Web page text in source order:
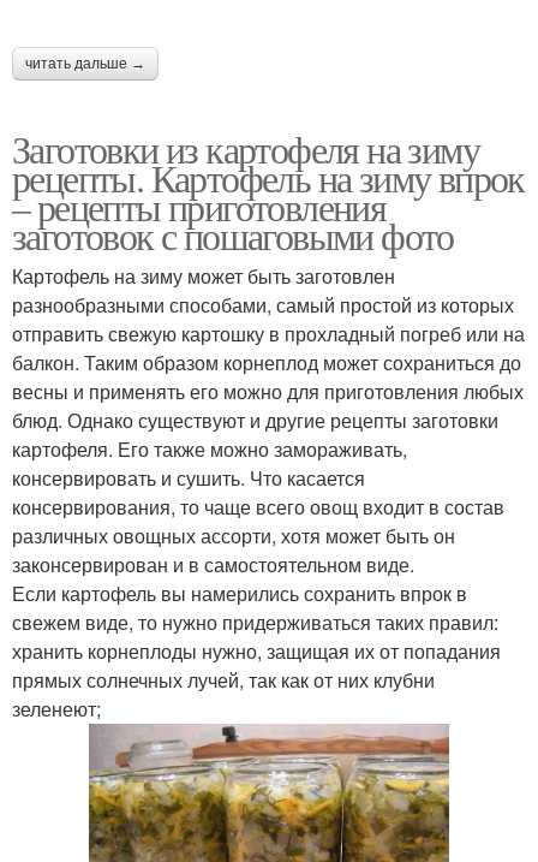
читать дальше →
Заготовки из картофеля на зиму
рецепты. Картофель на зиму впрок
– рецепты приготовления
заготовок с пошаговыми фото
Картофель на зиму может быть заготовлен
разнообразными способами, самый простой из которых
отправить свежую картошку в прохладный погреб или на
балкон. Таким образом корнеплод может сохраниться до
весны и применять его можно для приготовления любых
блюд. Однако существуют и другие рецепты заготовки
картофеля. Его также можно замораживать,
консервировать и сушить. Что касается
консервирования, то чаще всего овощ входит в состав
различных овощных ассорти, хотя может быть он
законсервирован и в самостоятельном виде.
Если картофель вы намерились сохранить впрок в
свежем виде, то нужно придерживаться таких правил:
хранить корнеплоды нужно, защищая их от попадания
прямых солнечных лучей, так как от них клубни
зеленеют;